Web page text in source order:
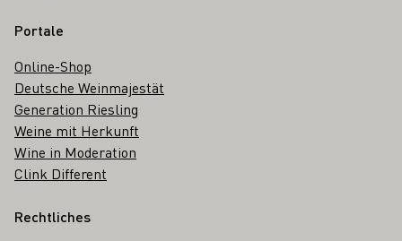
Portale
Online-Shop
Deutsche Weinmajestät
Generation Riesling
Weine mit Herkunft
Wine in Moderation
Clink Different
Rechtliches